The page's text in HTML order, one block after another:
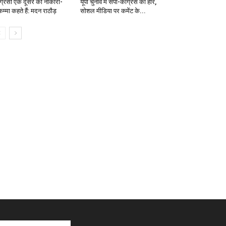
एक दूसरे को नाकारा-
कहते हैं: मदन राठौड़
यूपी चुनाव में सपा-कांग्रेस की हार,
सोशल मीडिया पर कमेंट के...